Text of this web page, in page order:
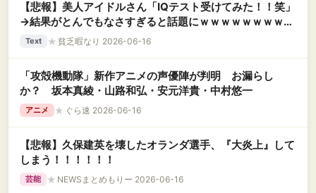
【悲報】美人アイドルさん「IQテスト受けてみた！！笑」
→結果がとんでもなさすぎると話題にｗｗｗｗｗｗｗｗｗ
ｗｗ
Text ★ 貧乏暇なり 2026-06-16
「攻殻機動隊」新作アニメの声優陣が判明 お漏らし
か？ 坂本真綾・山路和弘・安元洋貴・中村悠一
アニメ ★ ぐら速 2026-06-16
【悲報】久保建英を壊したオランダ選手、『大炎上』して
しまう！！！！！！
芸能 ★ NEWSまとめもりー 2026-06-16